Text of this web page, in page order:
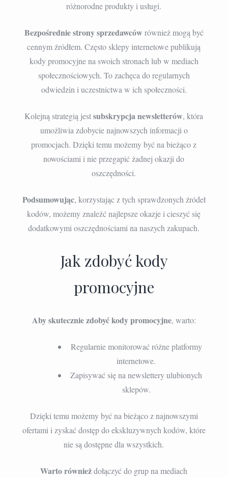
różnorodne produkty i usługi.
Bezpośrednie strony sprzedawców również mogą być
cennym źródłem. Często sklepy internetowe publikują
kody promocyjne na swoich stronach lub w mediach
społecznościowych. To zachęca do regularnych
odwiedzin i uczestnictwa w ich społeczności.
Kolejną strategią jestsubskrypcja newsletterów, która
umożliwia zdobycie najnowszych informacji o
promocjach. Dzięki temu możemy być na bieżąco z
nowościami i nie przegapić żadnej okazji do
oszczędności.
Podsumowując, korzystając z tych sprawdzonych źródeł
kodów, możemy znaleźć najlepsze okazje i cieszyć się
dodatkowymi oszczędnościami na naszych zakupach.
Jak zdobyć kody
promocyjne
Aby skutecznie zdobyć kody promocyjne, warto:
Regularnie monitorować różne platformy
internetowe.
Zapisywać się na newslettery ulubionych
sklepów.
Dzięki temu możemy być na bieżąco z najnowszymi
ofertami i zyskać dostęp do ekskluzywnych kodów, które
nie są dostępne dla wszystkich.
Warto równieżdołączyć do grup na mediach